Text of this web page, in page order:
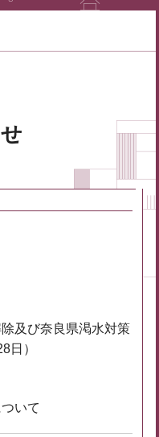
及び奈良県渇水対策
日）
いて